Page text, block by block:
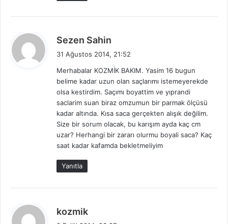
Sezen Sahin
i
k
i
31 Ağustos 2014, 21:52
Merhabalar KOZMİK BAKIM. Yasim 16 bugun
belime kadar uzun olan saçlarımı istemeyerekde
olsa kestirdim. Saçımı boyattim ve yıprandi
saclarim suan biraz omzumun bir parmak ölçüsü
kadar altında. Kısa saca gerçekten alışık değilim.
Size bir sorum olacak, bu karışım ayda kaç cm
uzar? Herhangi bir zararı olurmu boyali saca? Kaç
saat kadar kafamda bekletmeliyim
Yanıtla
kozmik